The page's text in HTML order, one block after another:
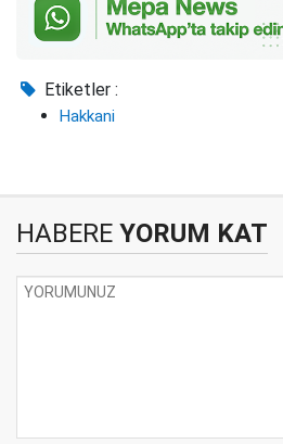
Etiketler :
Hakkani
HABERE YORUM KAT